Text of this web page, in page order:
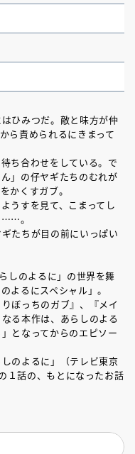
ひみつだ。敵と味方が仲
ら責められるにきまって
ち合わせをしている。で
」の仔ヤギたちのむれが
かくすガブ。
うすを見て、こまってし
……。
たちが目の前にいっぱい
しのよるに」の世界を舞
よるにスペシャル」。
ぼっちのガブ』、『メイ
る本作は、あらしのよる
となってからのエピソー
のよるに」（テレビ東京
１話の、もとになったお話